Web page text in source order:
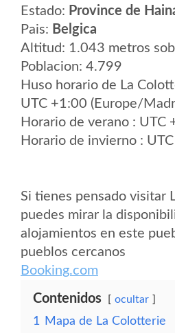
Estado: Province de
Pais: Belgica
Altitud: 1.043 metros
Poblacion: 4.799
Huso horario de La
UTC +1:00 (Europe/
Horario de verano : UTC
Horario de invierno :
Si tienes pensado visitar
puedes mirar la
alojamientos en este
pueblos cercanos
Booking.com
Contenidos ocultar
1
Mapa de La Colotterie